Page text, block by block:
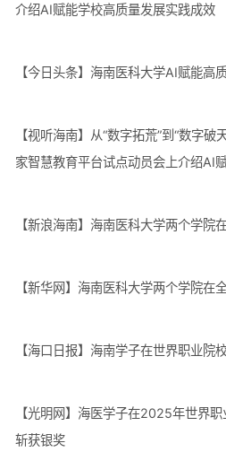
介绍AI赋能学校高质量发展实践成效
【今日头条】海南医科大学AI赋能高
【视听海南】从“数字拓荒”到“数字
家智慧教育平台试点动员会上介绍AI
【新浪海南】海南医科大学两个学院
【新华网】海南医科大学两个学院在
【海口日报】海南学子在世界职业院
【光明网】海医学子在2025年世界
斩获银奖